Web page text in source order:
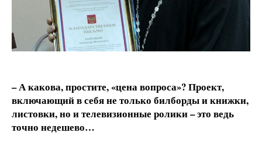
– А какова, простите, «цена вопроса»? Проект,
включающий в себя не только билборды и книжки,
листовки, но и телевизионные ролики – это ведь
точно недешево…